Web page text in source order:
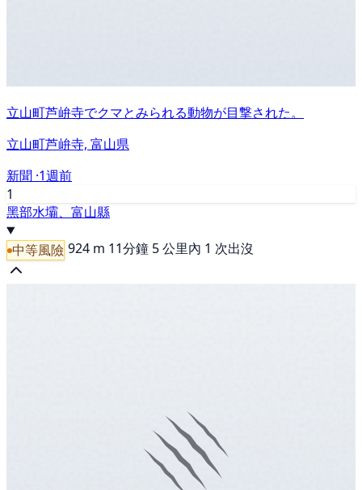
立山町芦峅寺でクマとみられる動物が目撃された。
立山町芦峅寺, 富山県
新聞 ·1週前
1
黑部水壩、富山縣
中等風險 924 m 11分鐘 5 公里內 1 次出沒